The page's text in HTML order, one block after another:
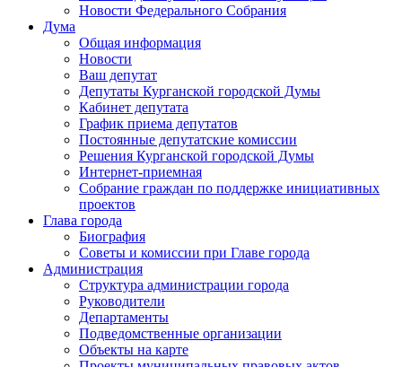
Новости Федерального Cобрания
Дума
Общая информация
Новости
Ваш депутат
Депутаты Курганской городской Думы
Кабинет депутата
График приема депутатов
Постоянные депутатские комиссии
Решения Курганской городской Думы
Интернет-приемная
Собрание граждан по поддержке инициативных
проектов
Глава города
Биография
Советы и комиссии при Главе города
Администрация
Структура администрации города
Руководители
Департаменты
Подведомственные организации
Объекты на карте